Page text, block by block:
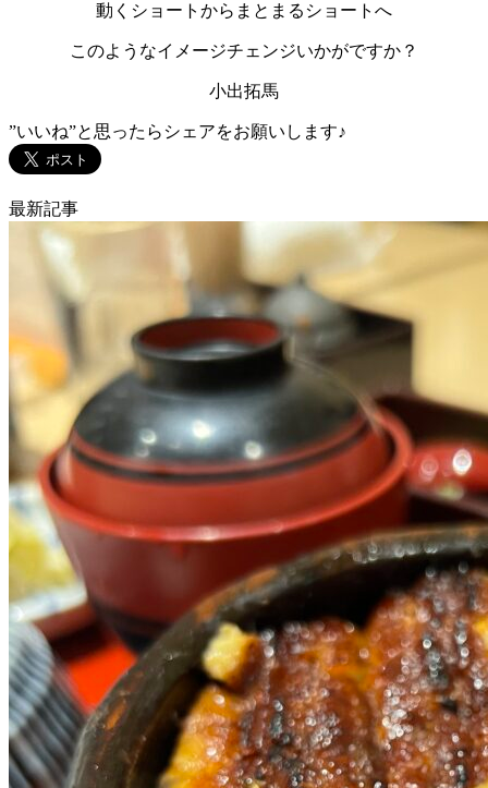
動くショートからまとまるショートへ
このようなイメージチェンジいかがですか？
小出拓馬
”いいね”と思ったらシェアをお願いします♪
最新記事